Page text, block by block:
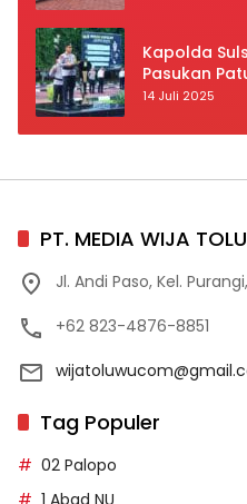
Kapolda
Pasukan
14 Juli 2025
PT. MEDIA WIJA
Jl. Andi Paso, Kel.
+62 823-4876-8851
Tag Populer
02 Palopo
1 Abad NU